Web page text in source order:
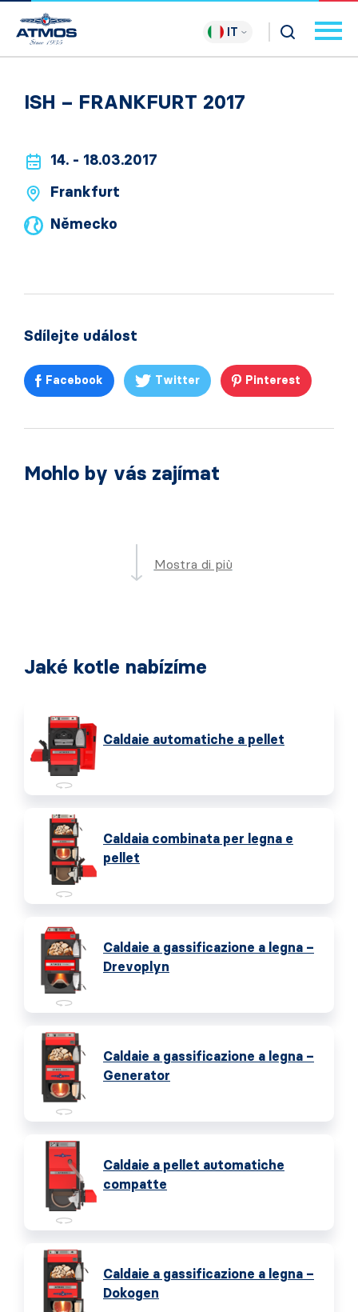
IT
ISH – FRANKFURT 2017
14. - 18.03.2017
Frankfurt
Německo
Sdílejte událost
Facebook Twitter Pinterest
Mohlo by vás zajímat
Mostra di più
Jaké kotle nabízíme
Caldaie automatiche a pellet
Caldaia combinata per legna e
pellet
Caldaie a gassificazione a legna –
Drevoplyn
Caldaie a gassificazione a legna –
Generator
Caldaie a pellet automatiche
compatte
Caldaie a gassificazione a legna –
Dokogen